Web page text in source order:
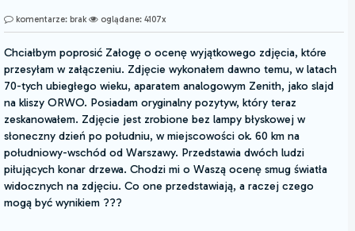
komentarze: brak oglądane: 4107x
Chciałbym poprosić Załogę o ocenę wyjątkowego zdjęcia, które
przesyłam w załączeniu. Zdjęcie wykonałem dawno temu, w latach
70-tych ubiegłego wieku, aparatem analogowym Zenith, jako slajd
na kliszy ORWO. Posiadam oryginalny pozytyw, który teraz
zeskanowałem. Zdjęcie jest zrobione bez lampy błyskowej w
słoneczny dzień po południu, w miejscowości ok. 60 km na
południowy-wschód od Warszawy. Przedstawia dwóch ludzi
piłujących konar drzewa. Chodzi mi o Waszą ocenę smug światła
widocznych na zdjęciu. Co one przedstawiają, a raczej czego
mogą być wynikiem ???